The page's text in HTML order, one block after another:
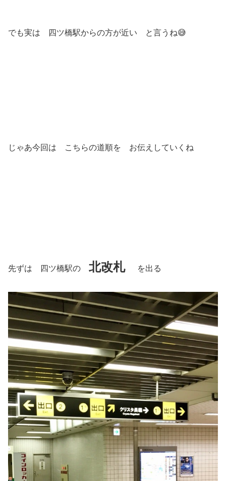
でも実は 四ツ橋駅からの方が近い と言うね😅
じゃあ今回は こちらの道順を お伝えしていくね
先ずは 四ツ橋駅の 北改札 を出る